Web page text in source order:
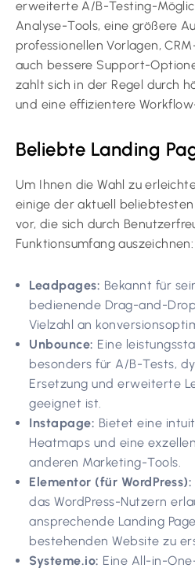
erweiterte A/B-Testing-
Analyse-Tools, eine größere
professionellen Vorlagen,
auch bessere Support-
zahlt sich in der Regel durch
und eine effizientere
Beliebte Landing
Um Ihnen die Wahl zu
einige der aktuell beliebtesten
vor, die sich durch
Funktionsumfang auszeichnen:
Leadpages: Bekannt für
bedienende Drag-and-
Vielzahl an
Unbounce: Eine
besonders für A/B-Tests,
Ersetzung und erweiterte
geeignet ist.
Instapage: Bietet eine
Heatmaps und eine
anderen Marketing-Tools.
Elementor (für WordPress):
das WordPress-Nutzern
ansprechende Landing
bestehenden Website zu
Systeme.io: Eine All-in-